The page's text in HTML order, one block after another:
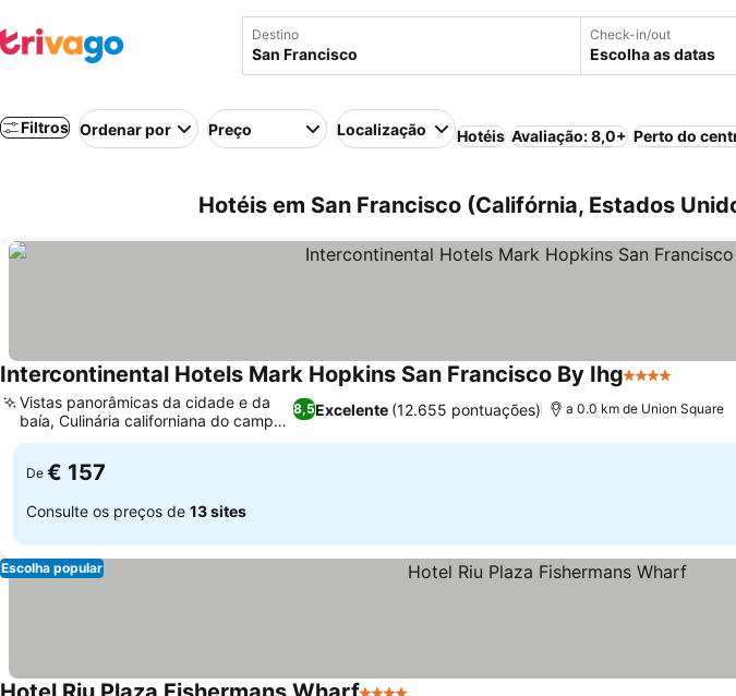
Destino Check-in/out
Escolha as datas
Filtros Ordenar por Preço Localização Hotéis Avaliação: 8,0+ Perto do
Hotéis em San Francisco (Califórnia, Estados
Intercontinental Hotels Mark Hopkins San Francisco By Ihg4 Estrelas
8,5Excelente (12.655 pontuações)
Vistas panorâmicas da cidade e da
baía, Culinária californiana do campo
à mesa
a 0.0 km de Union Square
De € 157
Consulte os preços de 13 sites
Escolha popular